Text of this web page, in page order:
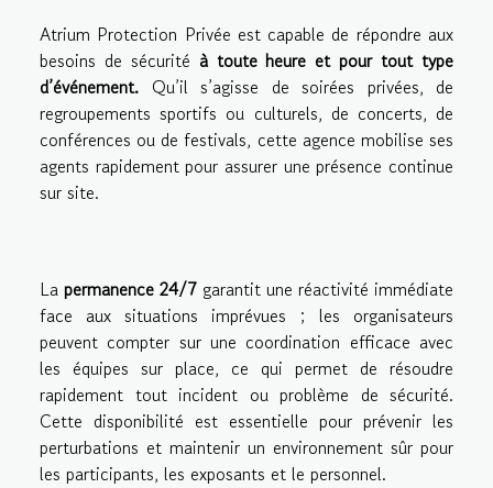
Atrium Protection Privée est capable de répondre aux
besoins de sécurité à toute heure et pour tout type
d’événement. Qu’il s’agisse de soirées privées, de
regroupements sportifs ou culturels, de concerts, de
conférences ou de festivals, cette agence mobilise ses
agents rapidement pour assurer une présence continue
sur site.
La permanence 24/7 garantit une réactivité immédiate
face aux situations imprévues ; les organisateurs
peuvent compter sur une coordination efficace avec
les équipes sur place, ce qui permet de résoudre
rapidement tout incident ou problème de sécurité.
Cette disponibilité est essentielle pour prévenir les
perturbations et maintenir un environnement sûr pour
les participants, les exposants et le personnel.